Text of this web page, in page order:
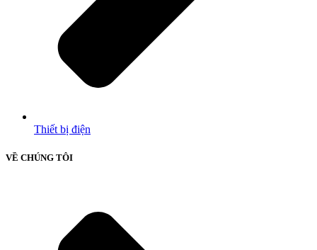
Thiết bị điện
VỀ CHÚNG TÔI